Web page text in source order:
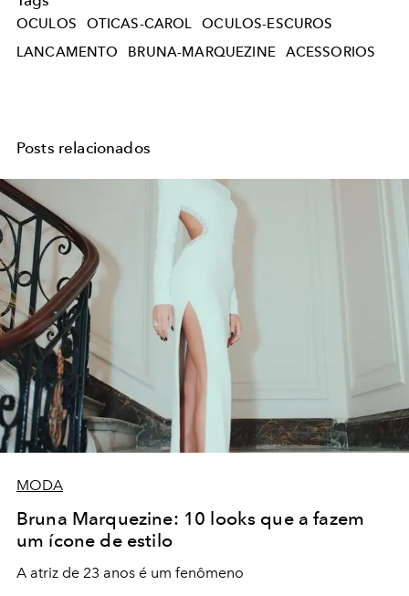
OCULOS OTICAS-CAROL
OCULOS-ESCUROS
LANCAMENTO
BRUNA-MARQUEZINE ACESSORIOS
Posts relacionados
MODA
Bruna Marquezine: 10 looks que a fazem
um ícone de estilo
A atriz de 23 anos é um fenômeno